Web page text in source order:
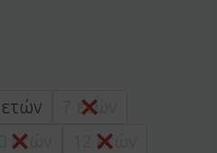
7 ετών
ετών
12 ετών